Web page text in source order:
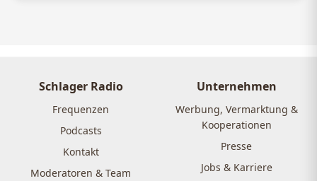
Schlager Radio
Frequenzen
Podcasts
Kontakt
Moderatoren & Team
Unternehmen
Werbung, Vermarktung &
Kooperationen
Presse
Jobs & Karriere